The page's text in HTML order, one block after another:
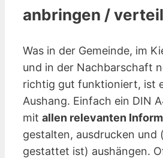
anbringen /
Was in der Gemeinde, im
und in der Nachbarschaft
richtig gut funktioniert, ist
Aushang. Einfach ein DIN
mit allen relevanten
gestalten, ausdrucken und
gestattet ist) aushängen.